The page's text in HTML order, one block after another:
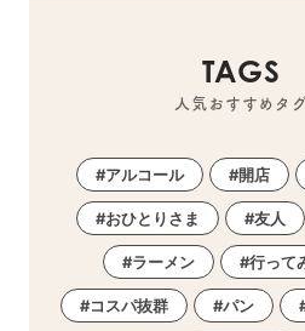
TAGS
人気おすすめタグ
アルコール 開店
おひとりさま 友人
ラーメン 行って
コスパ抜群 パン